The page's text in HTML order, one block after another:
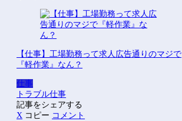
【仕事】工場勤務って求人広告通りのマジで
『軽作業』なん？
仕事
トラブル仕事
記事をシェアする
X コピー コメント